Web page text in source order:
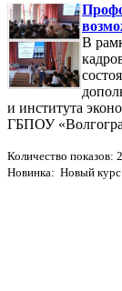
В
и института
ГБПОУ
Количество показов: 2
Новинка: Новый курс